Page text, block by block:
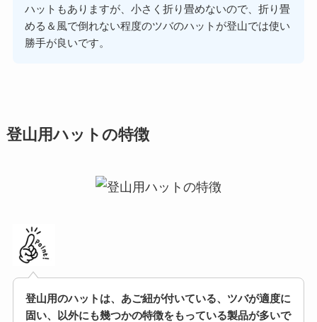
ハットもありますが、小さく折り畳めないので、折り畳
める＆風で倒れない程度のツバのハットが登山では使い
勝手が良いです。
登山用ハットの特徴
登山用のハットは、あご紐が付いている、ツバが適度に
固い、以外にも幾つかの特徴をもっている製品が多いで